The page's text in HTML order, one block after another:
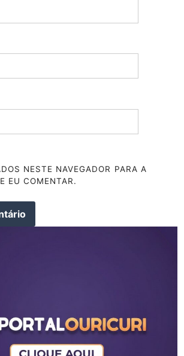
NESTE NAVEGADOR PARA A
EU COMENTAR.